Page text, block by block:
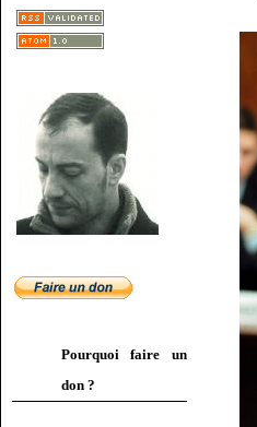
Pourquoi faire un
don ?